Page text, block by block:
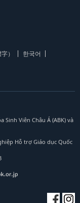
）
한국어
Viên Châu Á (ABK) và
Hỗ trợ Giáo dục Quốc